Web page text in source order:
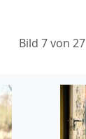
Bild 7 von 27